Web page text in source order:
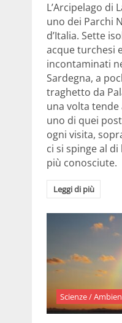
L’Arcipelago di
uno dei Parchi
d’Italia. Sette
acque turchesi
incontaminati
Sardegna, a
traghetto da
una volta
uno di quei
ogni visita,
ci si spinge al
più conosciute.
Leggi di più
Scienze /